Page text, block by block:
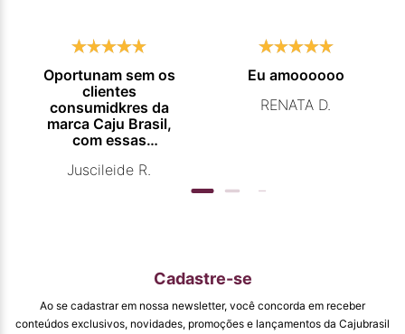
Oportunam sem os
clientes
consumidkres da
marca Caju Brasil,
com essas
promocionais de
qualidade que vcs
entregam. Parabéns
#
pormaiscampanhaspromorcionais.
Juscileide R.
Eu amoooooo
RENATA D.
Cadastre-se
Ao se cadastrar em nossa newsletter, você concorda em receber
conteúdos exclusivos, novidades, promoções e lançamentos da Cajubrasil